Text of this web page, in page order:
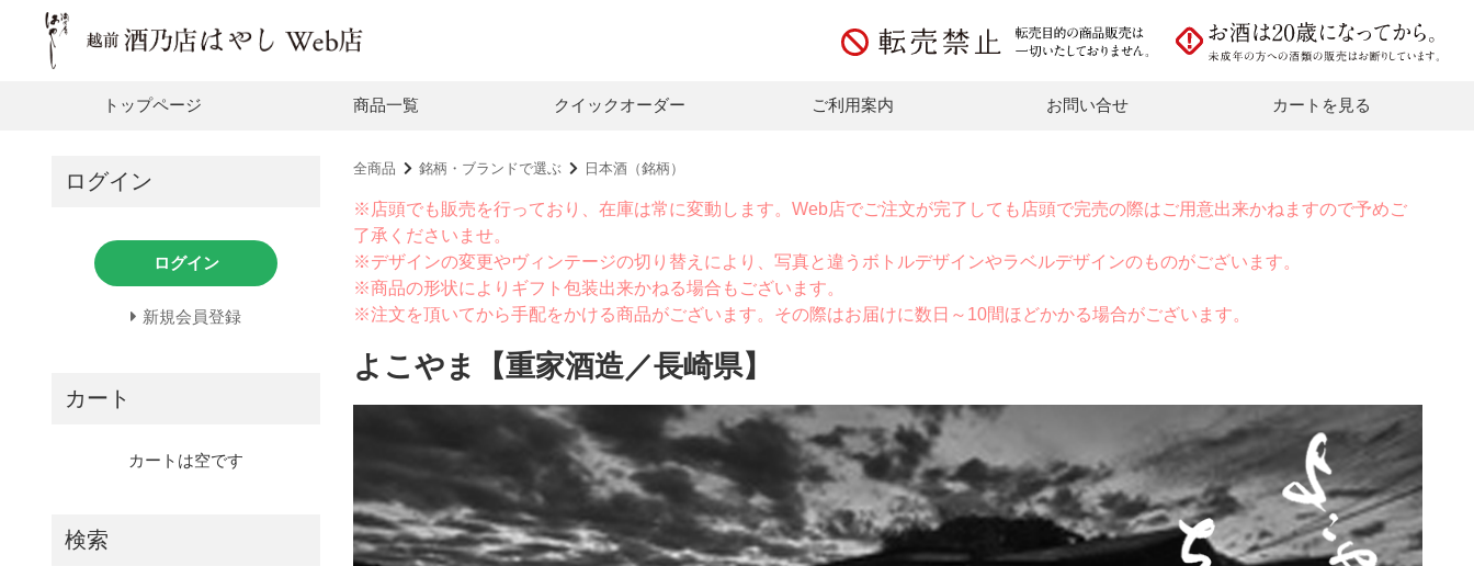
トップページ 商品一覧 クイックオーダー ご利用案内 お問い合せ カートを見る
全商品 銘柄・ブランドで選ぶ 日本酒（銘柄）
※店頭でも販売を行っており、在庫は常に変動します。Web店でご注文が完了しても店頭で完売の際はご用意出来かねますので予めご
了承くださいませ。
※デザインの変更やヴィンテージの切り替えにより、写真と違うボトルデザインやラベルデザインのものがございます。
※商品の形状によりギフト包装出来かねる場合もございます。
※注文を頂いてから手配をかける商品がございます。その際はお届けに数日～10間ほどかかる場合がございます。
よこやま【重家酒造／長崎県】
ログイン
ログイン
新規会員登録
カート
カートは空です
検索